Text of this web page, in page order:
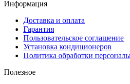
Информация
Доставка и оплата
Гарантия
Пользовательское соглашение
Установка кондиционеров
Политика обработки
Полезное